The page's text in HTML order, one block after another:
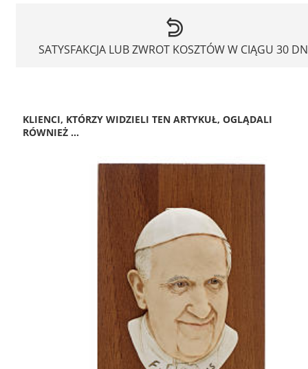
SATYSFAKCJA LUB ZWROT KOSZTÓW W CIĄGU 30
KLIENCI, KTÓRZY WIDZIELI TEN ARTYKUŁ, OGLĄDALI
RÓWNIEŻ ...